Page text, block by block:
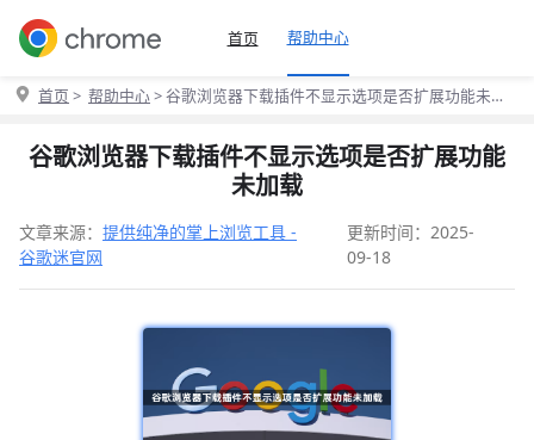
首页 帮助中心
首页 > 帮助中心> 谷歌浏览器下载插件不显示选项是否扩展功能未加
谷歌浏览器下载插件不显示选项是否扩展功能
未加载
文章来源： 提供纯净的掌上浏览工具 -
谷歌迷官网
更新时间：2025-
09-18